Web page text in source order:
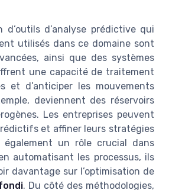
d’analyse prédictive qui
utilisés dans ce domaine sont
ainsi que des systèmes
une capacité de traitement
et d’anticiper les mouvements
deviennent des réservoirs
Les entreprises peuvent
et affiner leurs stratégies
également un rôle crucial dans
automatisant les processus, ils
davantage sur l’optimisation de
. Du côté des méthodologies,